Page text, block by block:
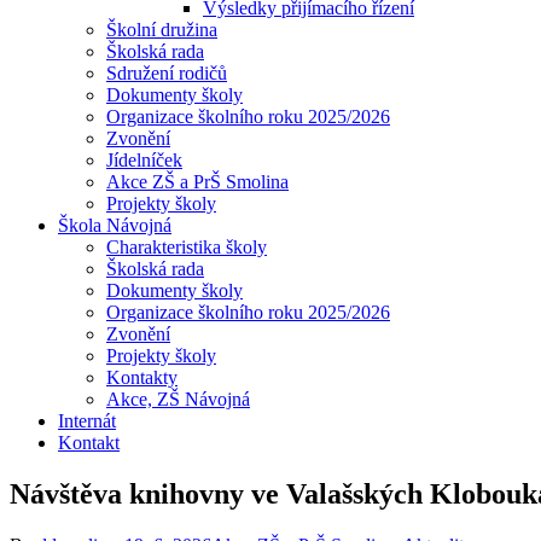
Výsledky přijímacího řízení
Školní družina
Školská rada
Sdružení rodičů
Dokumenty školy
Organizace školního roku 2025/2026
Zvonění
Jídelníček
Akce ZŠ a PrŠ Smolina
Projekty školy
Škola Návojná
Charakteristika školy
Školská rada
Dokumenty školy
Organizace školního roku 2025/2026
Zvonění
Projekty školy
Kontakty
Akce, ZŠ Návojná
Internát
Kontakt
Návštěva knihovny ve Valašských